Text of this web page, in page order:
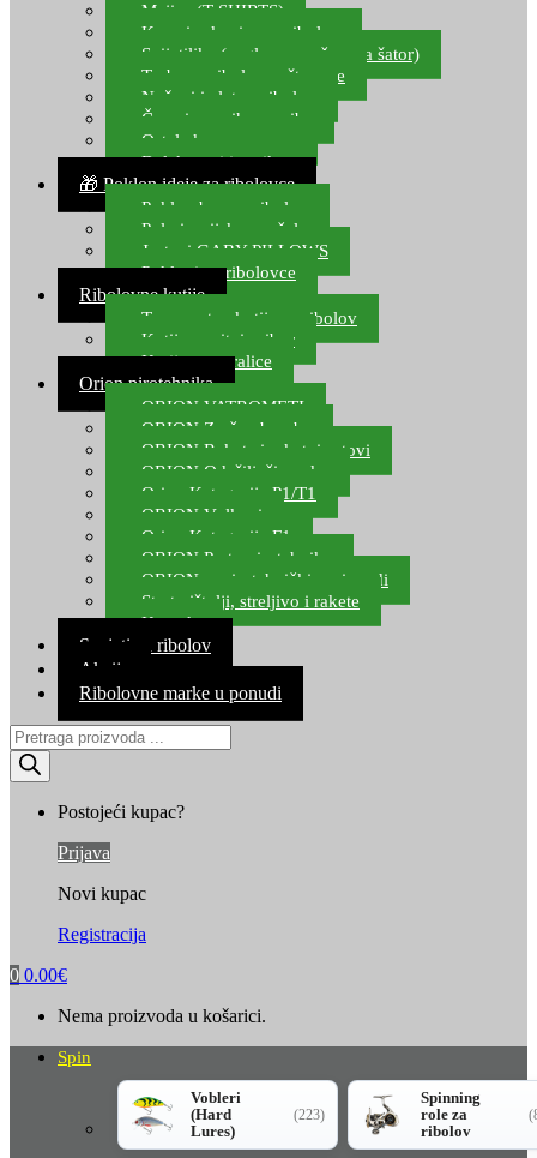
Majice (T-SHIRTS)
Kape i rukavice za ribolov
Svijetiljke (naglavne, ručne, za šator)
Torbe za ribolovne štapove
Noževi i alat za ribolov
Čamci za prihranu ribe
Ostala kamp oprema
Dalekozori i optika
🎁 Poklon ideje za ribolovce
Poklon bon za ribolov
Polarizacijske naočale
Jastuci GABY PILLOWS
Pokloni za ribolovce
Ribolovne kutije
Transportne kutije za ribolov
Kutije za sitni pribor
Kutije za varalice
Orion pirotehnika
ORION VATROMETI
ORION Zračne bombe
ORION Rakete i raketni setovi
ORION Odašiljači zvuka
Orion Kategorija P1/T1
ORION Vulkani
Orion Kategorija F1
ORION Party pirotehnika
ORION nepirotehnički proizvodi
Start pištolji, streljivo i rakete
Kontakt
Savjeti za ribolov
Akcija
Ribolovne marke u ponudi
Products
search
Postojeći kupac?
Prijava
Novi kupac
Registracija
0 0.00€
Nema proizvoda u košarici.
Spin
Vobleri
(Hard
Lures)
(223)
Spinning
role za
ribolov